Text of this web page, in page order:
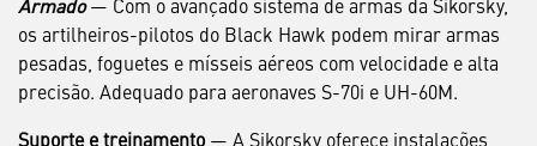
os artilheiros-pilotos do Black Hawk podem mirar armas
pesadas, foguetes e mísseis aéreos com velocidade e alta
precisão. Adequado para aeronaves S-70i e UH-60M.
Suporte e treinamento — A Sikorsky oferece instalações